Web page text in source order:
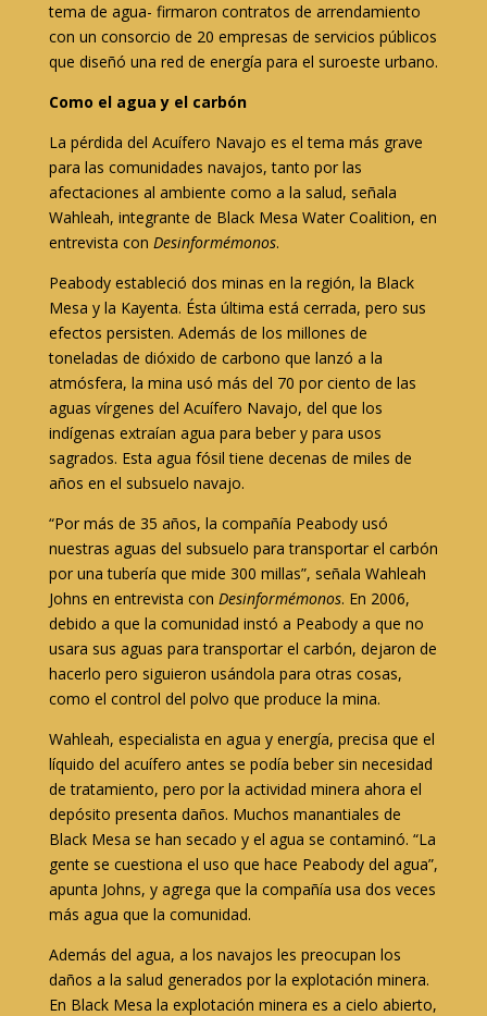
tema de agua- firmaron contratos de arrendamiento
con un consorcio de 20 empresas de servicios públicos
que diseñó una red de energía para el suroeste urbano.
Como el agua y el carbón
La pérdida del Acuífero Navajo es el tema más grave
para las comunidades navajos, tanto por las
afectaciones al ambiente como a la salud, señala
Wahleah, integrante de Black Mesa Water Coalition, en
entrevista con Desinformémonos.
Peabody estableció dos minas en la región, la Black
Mesa y la Kayenta. Ésta última está cerrada, pero sus
efectos persisten. Además de los millones de
toneladas de dióxido de carbono que lanzó a la
atmósfera, la mina usó más del 70 por ciento de las
aguas vírgenes del Acuífero Navajo, del que los
indígenas extraían agua para beber y para usos
sagrados. Esta agua fósil tiene decenas de miles de
años en el subsuelo navajo.
“Por más de 35 años, la compañía Peabody usó
nuestras aguas del subsuelo para transportar el carbón
por una tubería que mide 300 millas”, señala Wahleah
Johns en entrevista con Desinformémonos. En 2006,
debido a que la comunidad instó a Peabody a que no
usara sus aguas para transportar el carbón, dejaron de
hacerlo pero siguieron usándola para otras cosas,
como el control del polvo que produce la mina.
Wahleah, especialista en agua y energía, precisa que el
líquido del acuífero antes se podía beber sin necesidad
de tratamiento, pero por la actividad minera ahora el
depósito presenta daños. Muchos manantiales de
Black Mesa se han secado y el agua se contaminó. “La
gente se cuestiona el uso que hace Peabody del agua”,
apunta Johns, y agrega que la compañía usa dos veces
más agua que la comunidad.
Además del agua, a los navajos les preocupan los
daños a la salud generados por la explotación minera.
En Black Mesa la explotación minera es a cielo abierto,